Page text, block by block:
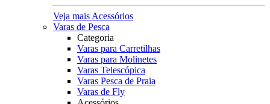
Veja mais Acessórios
Varas de Pesca
Categoria
Varas para Carretilhas
Varas para Molinetes
Varas Telescópica
Varas Pesca de Praia
Varas de Fly